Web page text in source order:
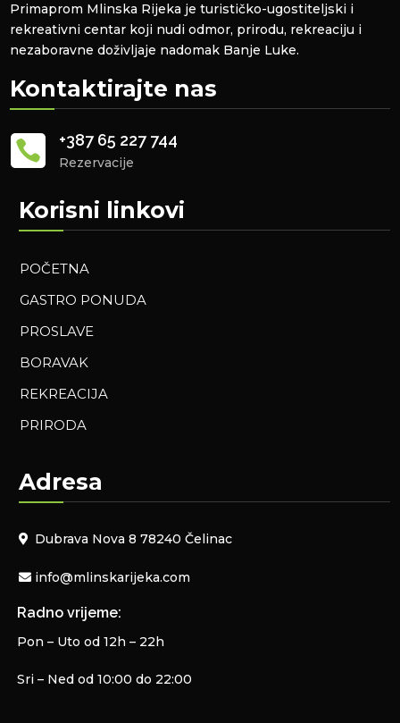
Primaprom Mlinska Rijeka je turističko-ugostiteljski i
rekreativni centar koji nudi odmor, prirodu, rekreaciju i
nezaboravne doživljaje nadomak Banje Luke.
Kontaktirajte nas
 +387 65 227 744
Rezervacije
Korisni linkovi
POČETNA
GASTRO PONUDA
PROSLAVE
BORAVAK
REKREACIJA
PRIRODA
Adresa
Dubrava Nova 8 78240 Čelinac
info@mlinskarijeka.com
Radno vrijeme:
Pon – Uto od 12h – 22h
Sri – Ned od 10:00 do 22:00